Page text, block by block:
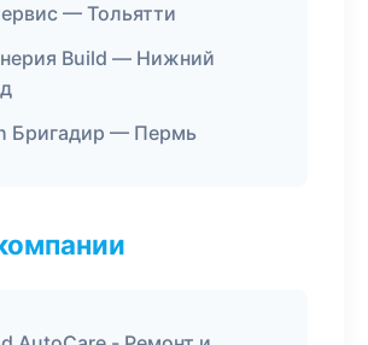
— Тольятти
Build — Нижний
Бригадир — Пермь